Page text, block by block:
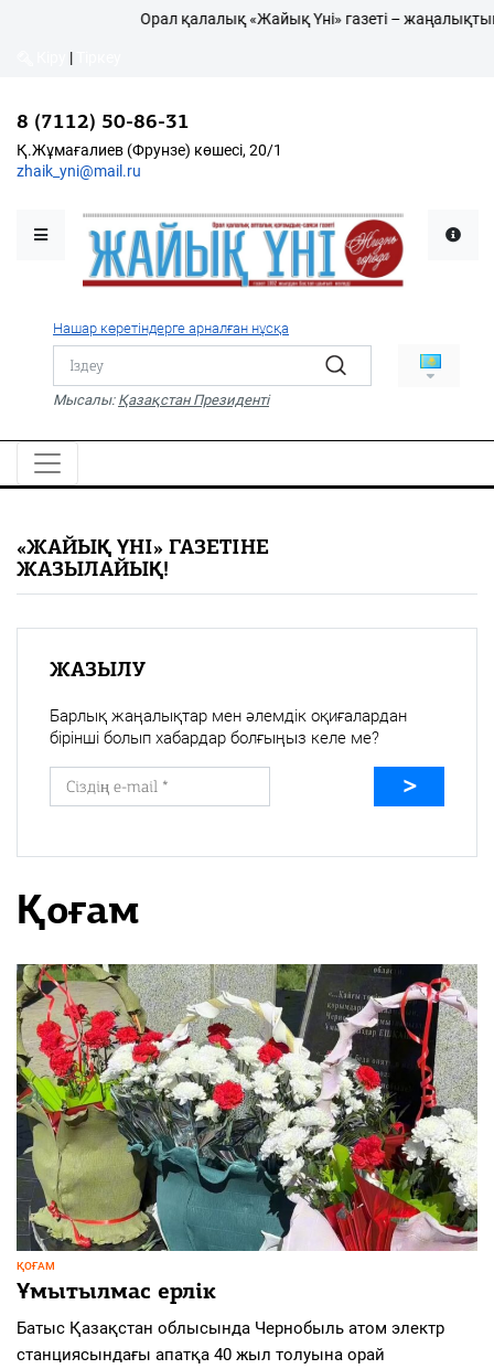
Қалалықтар қаперіне
Қоғам
Дені сау ұлт
Спорт
Жалын
PDF
«Жайық үні» — 33 жыл
Каталог
Орал қалалық «Жайық Үні» газеті – жаңалықтың
|
8 (7112) 50-86-31
Қ.Жұмағалиев (Фрунзе) көшесі, 20/1
zhaik_yni@mail.ru
Нашар көретіндерге арналған нұсқа
Мысалы: Қазақстан Президенті
Қоғам
ҚОҒАМ
Ұмытылмас ерлік
Батыс Қазақстан облысында Чернобыль атом электр
станциясындағы апатқа 40 жыл толуына орай
«ЖАЙЫҚ ҮНІ» ГАЗЕТІНЕ
ЖАЗЫЛАЙЫҚ!
ЖАЗЫЛУ
Барлық жаңалықтар мен әлемдік оқиғалардан
бірінші болып хабардар болғыңыз келе ме?